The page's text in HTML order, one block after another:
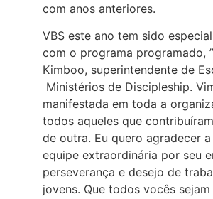
com anos anteriores.
VBS este ano tem sido
com o programa programado,
Kimboo, superintendente de
Ministérios de Discipleship.
manifestada em toda a
todos aqueles que
de outra. Eu quero agradecer
equipe extraordinária por seu
perseverança e desejo de
jovens. Que todos vocês